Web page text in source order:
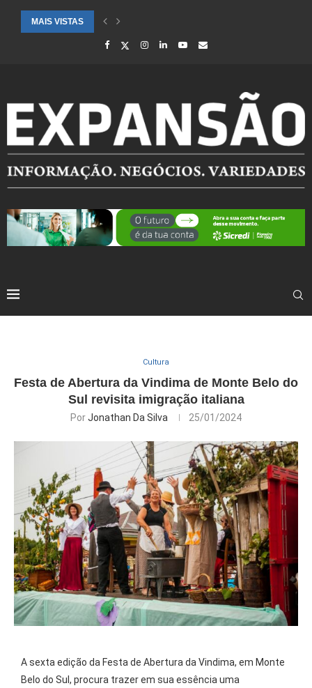
MAIS VISTAS
SAÚDE ALERTA PARA AUMENTO DE CASOS DE SÍNDROME GRIPAL
Cultura
Festa de Abertura da Vindima de Monte Belo do
Sul revisita imigração italiana
PorJonathan Da Silva 25/01/2024
A sexta edição da Festa de Abertura da Vindima, em Monte
Belo do Sul, procura trazer em sua essência uma